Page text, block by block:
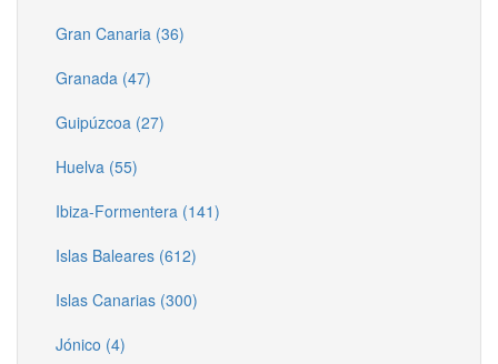
Gran Canaria (36)
Granada (47)
Guipúzcoa (27)
Huelva (55)
Ibiza-Formentera (141)
Islas Baleares (612)
Islas Canarias (300)
Jónico (4)